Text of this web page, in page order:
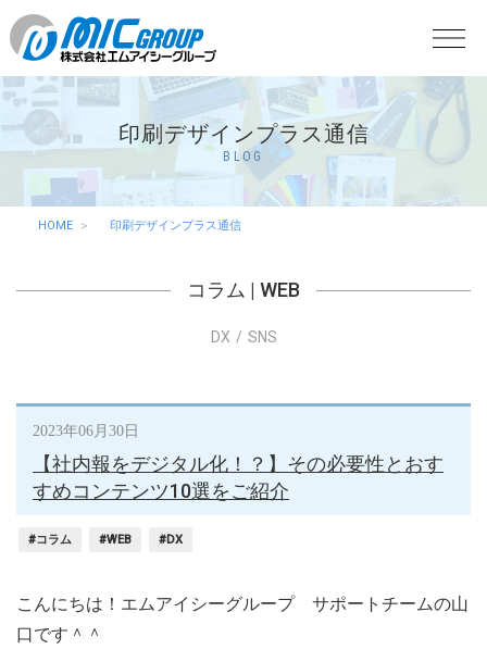
印刷デザインプラス通信
BLOG
HOME 印刷デザインプラス通信
コラム | WEB
DX SNS
2023年06月30日
【社内報をデジタル化！？】その必要性とおす
すめコンテンツ10選をご紹介
#コラム #WEB #DX
こんにちは！エムアイシーグループ サポートチームの山
口です＾＾